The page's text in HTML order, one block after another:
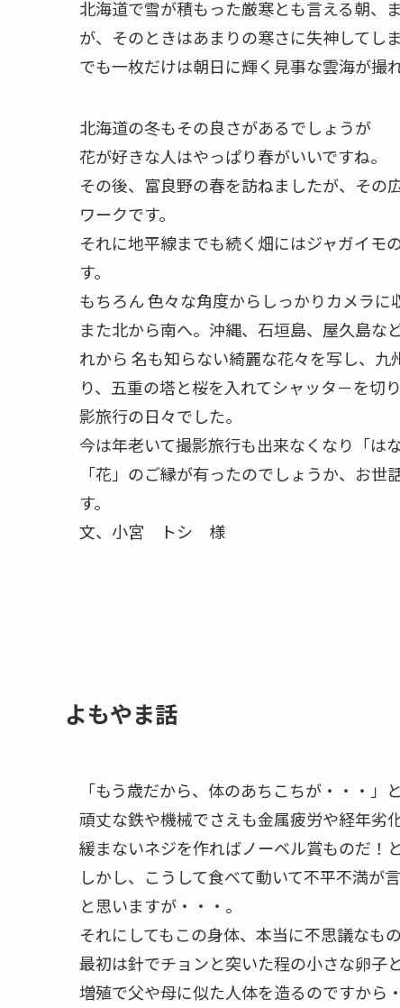
北海道で雪が積もった厳寒とも言える朝、
が、そのときはあまりの寒さに失神して
でも一枚だけは朝日に輝く見事な雲海が撮
北海道の冬もその良さがあるでしょうが
花が好きな人はやっぱり春がいいですね。
その後、富良野の春を訪ねましたが、その
ワークです。
それに地平線までも続く畑にはジャガイモ
す。
もちろん 色々な角度からしっかりカメラに
また北から南へ。沖縄、石垣島、屋久島な
れから 名も知らない綺麗な花々を写し、
り、五重の塔と桜を入れてシャッタ－を切
影旅行の日々でした。
今は年老いて撮影旅行も出来なくなり「は
「花」のご縁が有ったのでしょうか、お
す。
文、小宮 トシ 様
よもやま話
「もう歳だから、体のあちこちが・・・」
頑丈な鉄や機械でさえも金属疲労や経年劣
緩まないネジを作ればノーベル賞ものだ！
しかし、こうして食べて動いて不平不満が
と思いますが・・・。
それにしてもこの身体、本当に不思議なもの
最初は針でチョンと突いた程の小さな卵子
増殖で父や母に似た人体を造るのですから・